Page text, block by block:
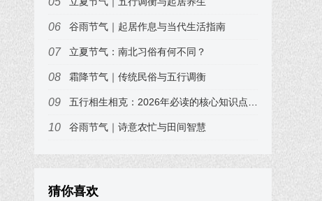
谷雨节气｜起居作息与当代生活指南
立夏节气：南北习俗有何不同？
霜降节气｜传统民俗与五行调衡
五行相生相克：2026年必读的核心知识点，易小梦为你划重点
谷雨节气｜诗意农忙与田间智慧
猜你喜欢